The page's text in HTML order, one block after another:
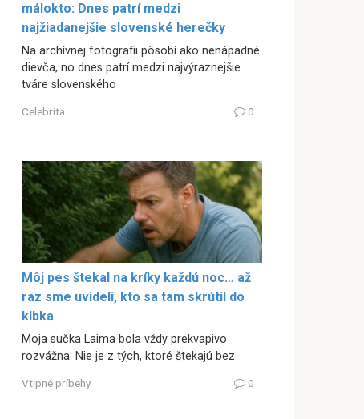
málokto: Dnes patrí medzi
najžiadanejšie slovenské herečky
Na archívnej fotografii pôsobí ako nenápadné
dievča, no dnes patrí medzi najvýraznejšie
tváre slovenského
Celebrita 0
Môj pes štekal na kríky každú noc… až
raz sme uvideli, kto sa tam skrútil do
klbka
Moja sučka Laima bola vždy prekvapivo
rozvážna. Nie je z tých, ktoré štekajú bez
Vtipné príbehy 0